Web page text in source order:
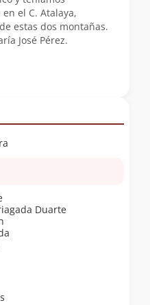
Duarte
el C. Atalaya,
estas dos montañas.
José Pérez.